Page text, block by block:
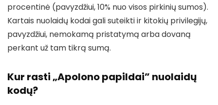
procentinė (pavyzdžiui, 10% nuo visos pirkinių sumos).
Kartais nuolaidų kodai gali suteikti ir kitokių privilegijų,
pavyzdžiui, nemokamą pristatymą arba dovaną
perkant už tam tikrą sumą.
Kur rasti „Apolono papildai” nuolaidų
kodų?